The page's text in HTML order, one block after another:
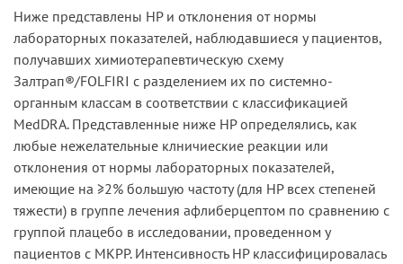
Ниже представлены HP и отклонения от нормы
лабораторных показателей, наблюдавшиеся у пациентов,
получавших химиотерапевтическую схему
Залтрап®/FOLFIRI с разделением их по системно-
органным классам в соответствии с классификацией
MedDRA. Представленные ниже HP определялись, как
любые нежелательные клничиеские реакции или
отклонения от нормы лабораторных показателей,
имеющие на ≥2% большую частоту (для HP всех степеней
тяжести) в группе лечения афлиберцептом по сравнению с
группой плацебо в исследовании, проведенном у
пациентов с МКРР. Интенсивность HP классифицировалась